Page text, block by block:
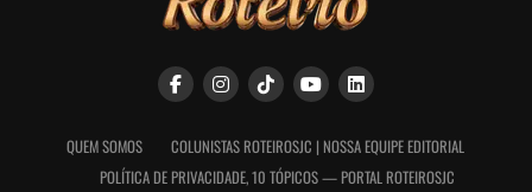
QUEM SOMOS
COLUNISTAS ROTEIROSJC | NOSSA EQUIPE EDITORIAL
POLÍTICA DE PRIVACIDADE, 10 TÓPICOS — PORTAL ROTEIROSJC